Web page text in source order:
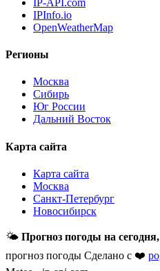
IPInfo.io
OpenWeatherMap
Регионы
Москва
Сибирь
Юг России
Дальний Восток
Карта сайта
Карта сайта
Москва
Санкт-Петербург
Новосибирск
🌤 Прогноз погоды на
прогноз погоды Сделано с ❤️